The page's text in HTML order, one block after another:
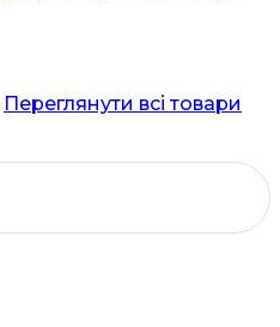
Переглянути всі товари